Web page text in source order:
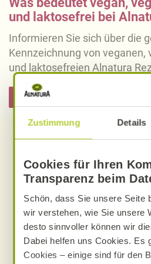
Zustimmung Details
Cookies für Ihren
Transparenz beim
Schön, dass Sie unsere Seite
wir verstehen, wie Sie unsere
desto sinnvoller können wir
Dabei helfen uns Cookies. Es
Cookies – einige sind für den
und laktosefrei bei
Informieren Sie sich über die
Kennzeichnung von veganen,
und laktosefreien Alnatura
Hier informieren
Entdecken Sie